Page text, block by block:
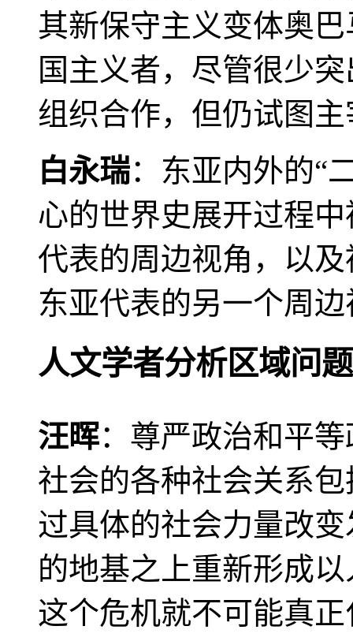
其新保守主义变体奥
国主义者，尽管很少
组织合作，但仍试图
白永瑞：东亚内外的“
心的世界史展开过程
代表的周边视角，以
东亚代表的另一个周
人文学者分析区域问题
汪晖：尊严政治和平
社会的各种社会关系
过具体的社会力量改
的地基之上重新形成
这个危机就不可能真